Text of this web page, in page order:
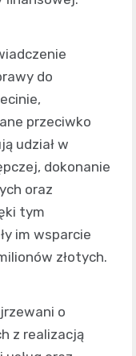
do
przeciwko
udział w
dokonanie
oraz
tym
im wsparcie
złotych.
o
z realizacją